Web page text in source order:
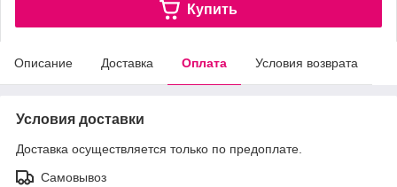
Купить
Описание Доставка Оплата Условия возврата
Условия доставки
Доставка осуществляется только по предоплате.
Самовывоз